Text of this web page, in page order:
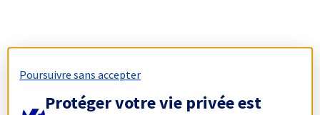
Poursuivre sans accepter
Protéger votre vie privée est